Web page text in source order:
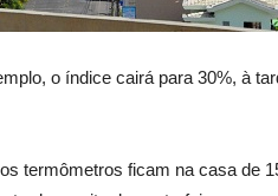
o índice cairá para 30%, à
termômetros ficam na casa de